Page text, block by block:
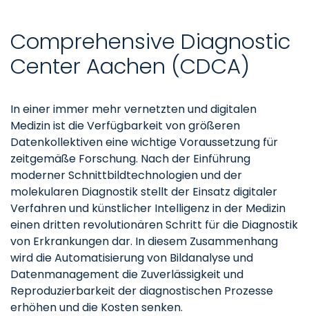
Comprehensive Diagnostic
Center Aachen (CDCA)
In einer immer mehr vernetzten und digitalen
Medizin ist die Verfügbarkeit von größeren
Datenkollektiven eine wichtige Voraussetzung für
zeitgemäße Forschung. Nach der Einführung
moderner Schnittbildtechnologien und der
molekularen Diagnostik stellt der Einsatz digitaler
Verfahren und künstlicher Intelligenz in der Medizin
einen dritten revolutionären Schritt für die Diagnostik
von Erkrankungen dar. In diesem Zusammenhang
wird die Automatisierung von Bildanalyse und
Datenmanagement die Zuverlässigkeit und
Reproduzierbarkeit der diagnostischen Prozesse
erhöhen und die Kosten senken.